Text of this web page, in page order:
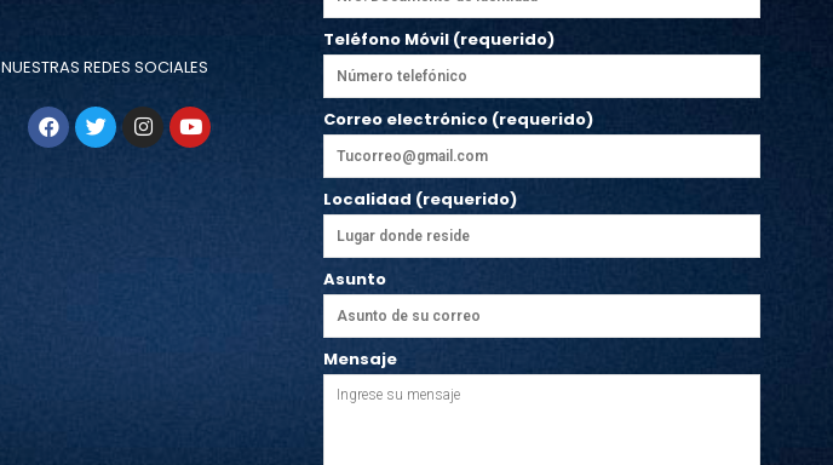
NUESTRAS REDES SOCIALES
Teléfono Móvil (requerido)
Correo electrónico (requerido)
Localidad (requerido)
Asunto
Mensaje